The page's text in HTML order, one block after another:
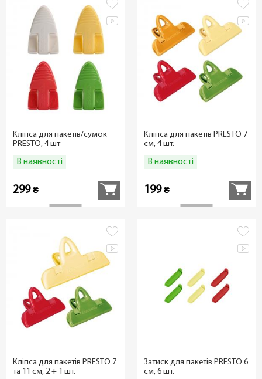
Кліпса для пакетів/сумок
PRESTO, 4 шт
В наявності
299₴
Кліпса для пакетів PRESTO 7
см, 4 шт.
В наявності
199₴
Кліпса для пакетів PRESTO 7
та 11 см, 2 + 1 шт.
Затиск для пакетів PRESTO 6
см, 6 шт.